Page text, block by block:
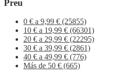
Preu
0 € a 9,99 € (25855)
10 € a 19,99 € (66301)
20 € a 29,99 € (22295)
30 € a 39,99 € (2861)
40 € a 49,99 € (776)
Más de 50 € (665)